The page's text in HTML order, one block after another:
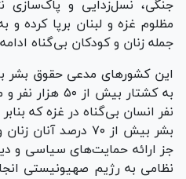
جنگی، نسل‌زدایی و پاک‌سازی
مظلوم غزه و لبنان برپا کرده و
جمله زنان و کودکان بی‌گناه
این کشور‌های مدعی حقوق بشر
نفر انسان بی‌گناه در غزه که
بشر بیش از ۷۰ درصد
جز ارائه حمایت‌های سیاسی و
نظامی به رژیم صهیونیستی